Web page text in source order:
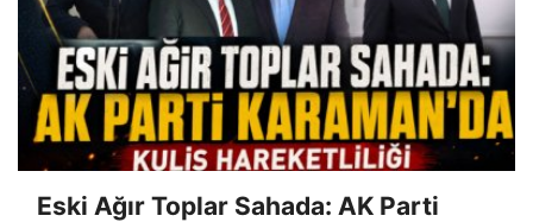
Eski Ağır Toplar Sahada: AK Parti